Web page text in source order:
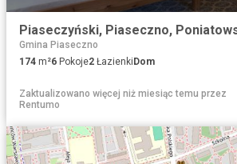
Piaseczyński, Piaseczno,
Gmina Piaseczno
174 m²6 Pokoje2 Łazienki Dom
Zaktualizowano więcej niż miesiąc temu przez
Rentumo